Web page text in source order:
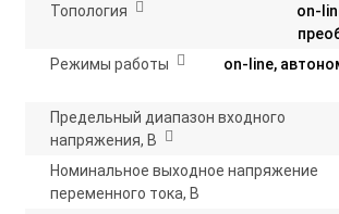
Топология
on-
Режимы работы
on-line,
Предельный диапазон входного
напряжения, В
Номинальное выходное напряжение
переменного тока, В